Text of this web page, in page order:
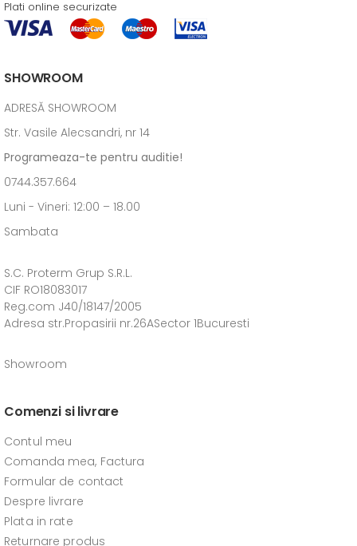
Plati online securizate
SHOWROOM
ADRESĂ SHOWROOM
Str. Vasile Alecsandri, nr 14
Programeaza-te pentru auditie!
0744.357.664
Luni - Vineri: 12:00 – 18.00
Sambata
S.C. Proterm Grup S.R.L.
CIF RO18083017
Reg.com J40/18147/2005
Adresa str.Propasirii nr.26ASector 1Bucuresti
Showroom
Comenzi si livrare
Contul meu
Comanda mea, Factura
Formular de contact
Despre livrare
Plata in rate
Returnare produs